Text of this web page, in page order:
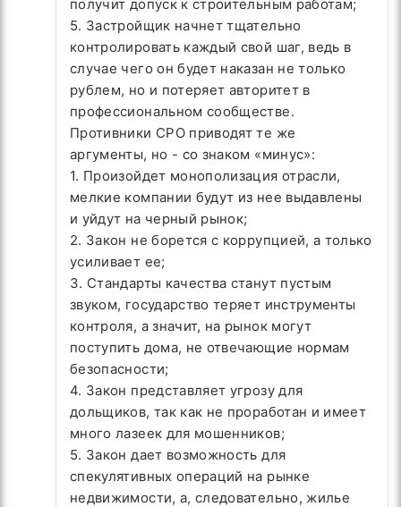
получит допуск к строительным работам;
5. Застройщик начнет тщательно
контролировать каждый свой шаг, ведь в
случае чего он будет наказан не только
рублем, но и потеряет авторитет в
профессиональном сообществе.
Противники СРО приводят те же
аргументы, но - со знаком «минус»:
1. Произойдет монополизация отрасли,
мелкие компании будут из нее выдавлены
и уйдут на черный рынок;
2. Закон не борется с коррупцией, а только
усиливает ее;
3. Стандарты качества станут пустым
звуком, государство теряет инструменты
контроля, а значит, на рынок могут
поступить дома, не отвечающие нормам
безопасности;
4. Закон представляет угрозу для
дольщиков, так как не проработан и имеет
много лазеек для мошенников;
5. Закон дает возможность для
спекулятивных операций на рынке
недвижимости, а, следовательно, жилье